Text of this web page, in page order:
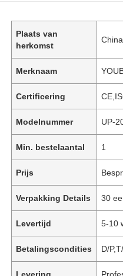
Plaats van
herkomst
China
Merknaam
Certificering
Modelnummer UP-
Min. bestelaantal 1
Prijs
Verpakking Details 30
Levertijd 5-10
Betalingscondities D/
Levering